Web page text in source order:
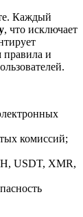
Каждый
, что исключает
правила и
комиссий;
USDT, XMR,